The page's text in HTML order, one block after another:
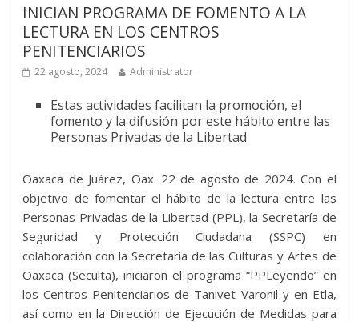
INICIAN PROGRAMA DE FOMENTO A LA
LECTURA EN LOS CENTROS
PENITENCIARIOS
22 agosto, 2024 Administrator
Estas actividades facilitan la promoción, el
fomento y la difusión por este hábito entre las
Personas Privadas de la Libertad
Oaxaca de Juárez, Oax. 22 de agosto de 2024. Con el
objetivo de fomentar el hábito de la lectura entre las
Personas Privadas de la Libertad (PPL), la Secretaría de
Seguridad y Protección Ciudadana (SSPC) en
colaboración con la Secretaría de las Culturas y Artes de
Oaxaca (Seculta), iniciaron el programa “PPLeyendo” en
los Centros Penitenciarios de Tanivet Varonil y en Etla,
así como en la Dirección de Ejecución de Medidas para